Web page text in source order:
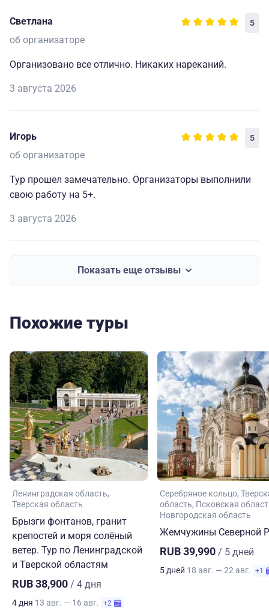
Светлана 5
об организаторе
Организовано все отлично. Никаких нареканий.
3 августа 2026
Игорь 5
об организаторе
Тур прошел замечательно. Организаторы выполнили
свою работу на 5+.
3 августа 2026
Показать еще отзывы
Похожие туры
Ленинградская область
Тверская область
Брызги фонтанов, гранит
крепостей и моря солёный
ветер. Тур по Ленинградской
и Тверской областям
RUB 38,900 / 4 дня
4 дня 13 авг. — 16 авг. +2
Серебряное кольцо
область Псковская
Новгородская область
Жемчужины Северной
RUB 39,990 / 5 дней
5 дней 18 авг. — 22 авг. +1